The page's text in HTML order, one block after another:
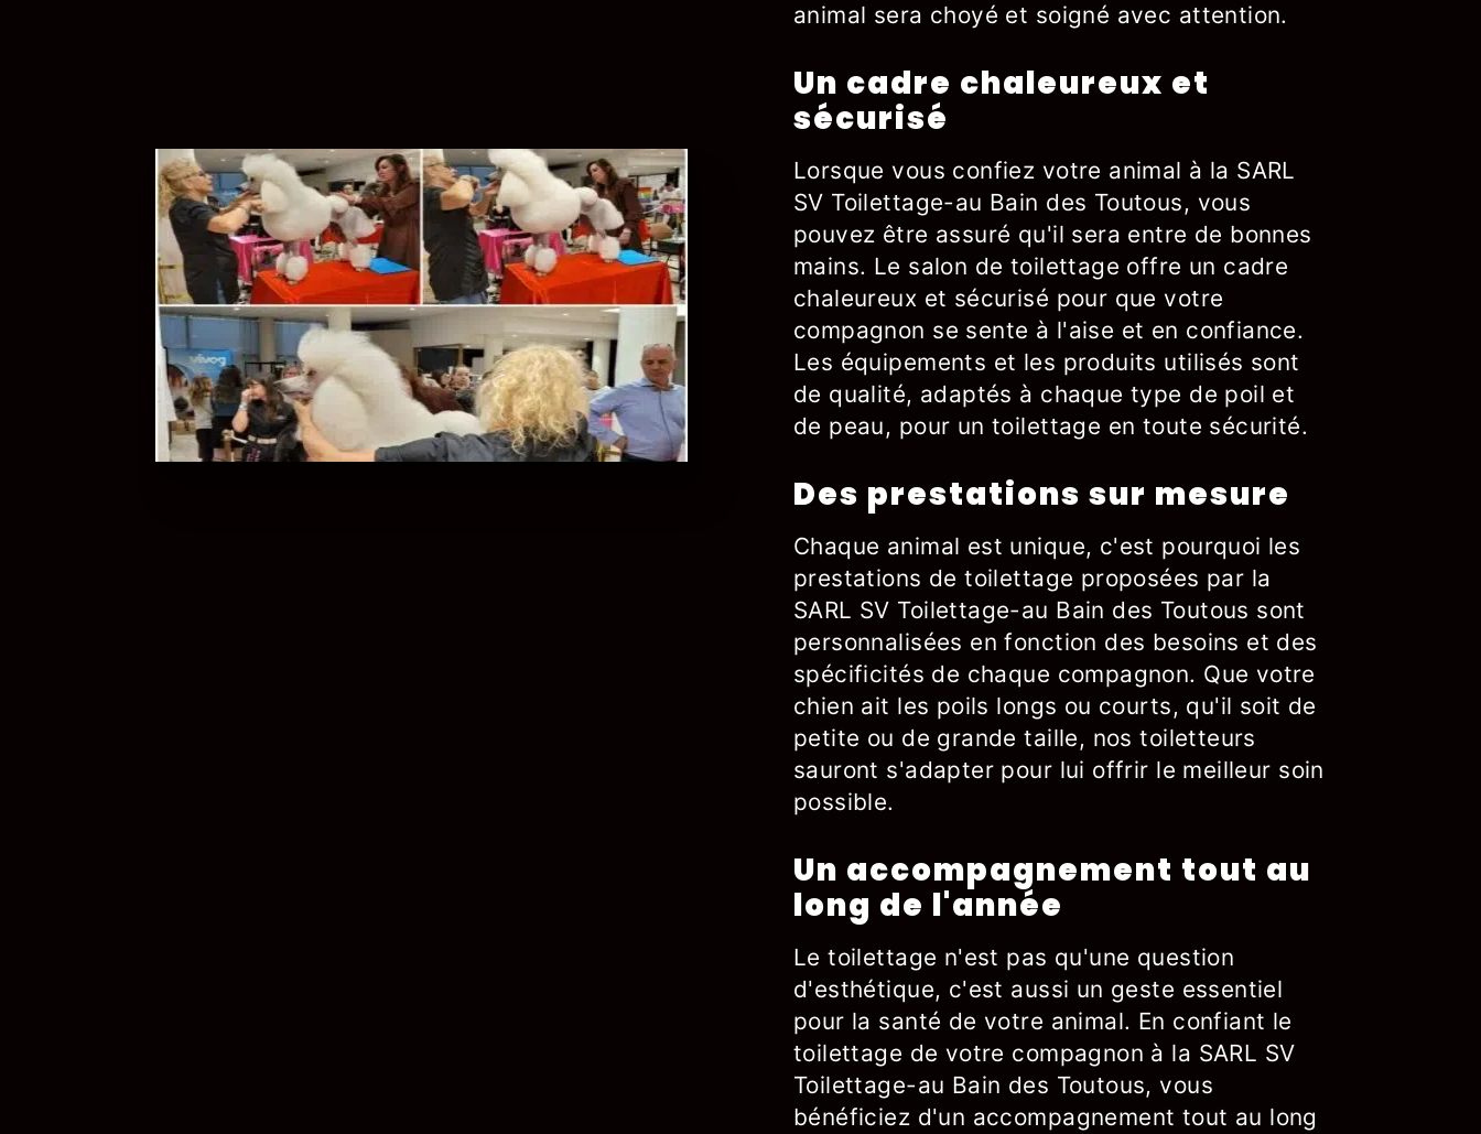
animal sera choyé et soigné avec attention.
Un cadre chaleureux et
sécurisé
Lorsque vous confiez votre animal à la SARL
SV Toilettage-au Bain des Toutous, vous
pouvez être assuré qu'il sera entre de bonnes
mains. Le salon de toilettage offre un cadre
chaleureux et sécurisé pour que votre
compagnon se sente à l'aise et en confiance.
Les équipements et les produits utilisés sont
de qualité, adaptés à chaque type de poil et
de peau, pour un toilettage en toute sécurité.
Des prestations sur mesure
Chaque animal est unique, c'est pourquoi les
prestations de toilettage proposées par la
SARL SV Toilettage-au Bain des Toutous sont
personnalisées en fonction des besoins et des
spécificités de chaque compagnon. Que votre
chien ait les poils longs ou courts, qu'il soit de
petite ou de grande taille, nos toiletteurs
sauront s'adapter pour lui offrir le meilleur soin
possible.
Un accompagnement tout au
long de l'année
Le toilettage n'est pas qu'une question
d'esthétique, c'est aussi un geste essentiel
pour la santé de votre animal. En confiant le
toilettage de votre compagnon à la SARL SV
Toilettage-au Bain des Toutous, vous
bénéficiez d'un accompagnement tout au long